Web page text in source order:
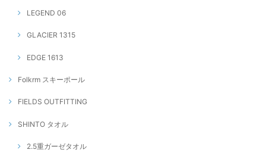
LEGEND 06
GLACIER 1315
EDGE 1613
Folkrm スキーポール
FIELDS OUTFITTING
SHINTO タオル
2.5重ガーゼタオル